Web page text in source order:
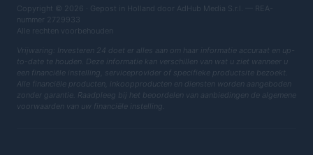
Copyright © 2026 · Gepost in Holland door AdHub Media S.r.l. — REA-
nummer 2729933
Alle rechten voorbehouden
Vrijwaring: Investeren 24 doet er alles aan om haar informatie accuraat en up-
to-date te houden. Deze informatie kan verschillen van wat u ziet wanneer u
een financiële instelling, serviceprovider of specifieke productsite bezoekt.
Alle financiële producten, inkoopproducten en diensten worden aangeboden
zonder garantie. Raadpleeg bij het beoordelen van aanbiedingen de algemene
voorwaarden van uw financiële instelling.